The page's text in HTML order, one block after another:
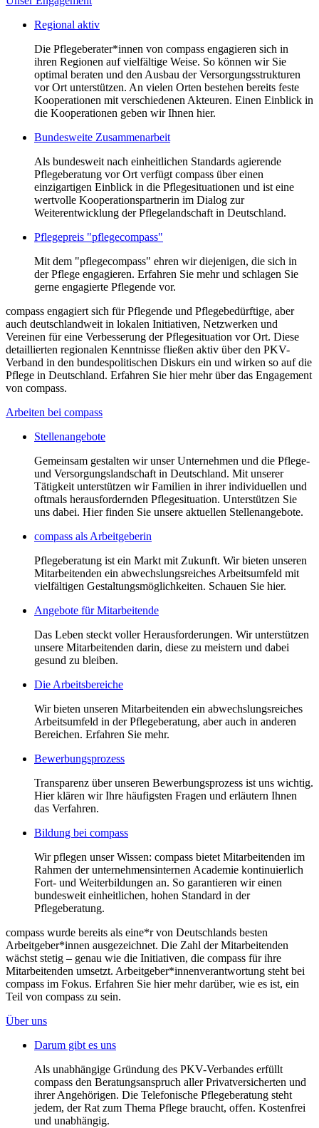
Regional aktiv
Die Pflegeberater*innen von compass engagieren sich in
ihren Regionen auf vielfältige Weise. So können wir Sie
optimal beraten und den Ausbau der Versorgungsstrukturen
vor Ort unterstützen. An vielen Orten bestehen bereits feste
Kooperationen mit verschiedenen Akteuren. Einen Einblick in
die Kooperationen geben wir Ihnen hier.
Bundesweite Zusammenarbeit
Als bundesweit nach einheitlichen Standards agierende
Pflegeberatung vor Ort verfügt compass über einen
einzigartigen Einblick in die Pflegesituationen und ist eine
wertvolle Kooperationspartnerin im Dialog zur
Weiterentwicklung der Pflegelandschaft in Deutschland.
Pflegepreis "pflegecompass"
Mit dem "pflegecompass" ehren wir diejenigen, die sich in
der Pflege engagieren. Erfahren Sie mehr und schlagen Sie
gerne engagierte Pflegende vor.
compass engagiert sich für Pflegende und Pflegebedürftige, aber
auch deutschlandweit in lokalen Initiativen, Netzwerken und
Vereinen für eine Verbesserung der Pflegesituation vor Ort. Diese
detaillierten regionalen Kenntnisse fließen aktiv über den PKV-
Verband in den bundespolitischen Diskurs ein und wirken so auf die
Pflege in Deutschland. Erfahren Sie hier mehr über das Engagement
von compass.
Arbeiten bei compass
Stellenangebote
Gemeinsam gestalten wir unser Unternehmen und die Pflege-
und Versorgungslandschaft in Deutschland. Mit unserer
Tätigkeit unterstützen wir Familien in ihrer individuellen und
oftmals herausfordernden Pflegesituation. Unterstützen Sie
uns dabei. Hier finden Sie unsere aktuellen Stellenangebote.
compass als Arbeitgeberin
Pflegeberatung ist ein Markt mit Zukunft. Wir bieten unseren
Mitarbeitenden ein abwechslungsreiches Arbeitsumfeld mit
vielfältigen Gestaltungsmöglichkeiten. Schauen Sie hier.
Angebote für Mitarbeitende
Das Leben steckt voller Herausforderungen. Wir unterstützen
unsere Mitarbeitenden darin, diese zu meistern und dabei
gesund zu bleiben.
Die Arbeitsbereiche
Wir bieten unseren Mitarbeitenden ein abwechslungsreiches
Arbeitsumfeld in der Pflegeberatung, aber auch in anderen
Bereichen. Erfahren Sie mehr.
Bewerbungsprozess
Transparenz über unseren Bewerbungsprozess ist uns wichtig.
Hier klären wir Ihre häufigsten Fragen und erläutern Ihnen
das Verfahren.
Bildung bei compass
Wir pflegen unser Wissen: compass bietet Mitarbeitenden im
Rahmen der unternehmensinternen Academie kontinuierlich
Fort- und Weiterbildungen an. So garantieren wir einen
bundesweit einheitlichen, hohen Standard in der
Pflegeberatung.
compass wurde bereits als eine*r von Deutschlands besten
Arbeitgeber*innen ausgezeichnet. Die Zahl der Mitarbeitenden
wächst stetig – genau wie die Initiativen, die compass für ihre
Mitarbeitenden umsetzt. Arbeitgeber*innenverantwortung steht bei
compass im Fokus. Erfahren Sie hier mehr darüber, wie es ist, ein
Teil von compass zu sein.
Über uns
Darum gibt es uns
Als unabhängige Gründung des PKV-Verbandes erfüllt
compass den Beratungsanspruch aller Privatversicherten und
ihrer Angehörigen. Die Telefonische Pflegeberatung steht
jedem, der Rat zum Thema Pflege braucht, offen. Kostenfrei
und unabhängig.